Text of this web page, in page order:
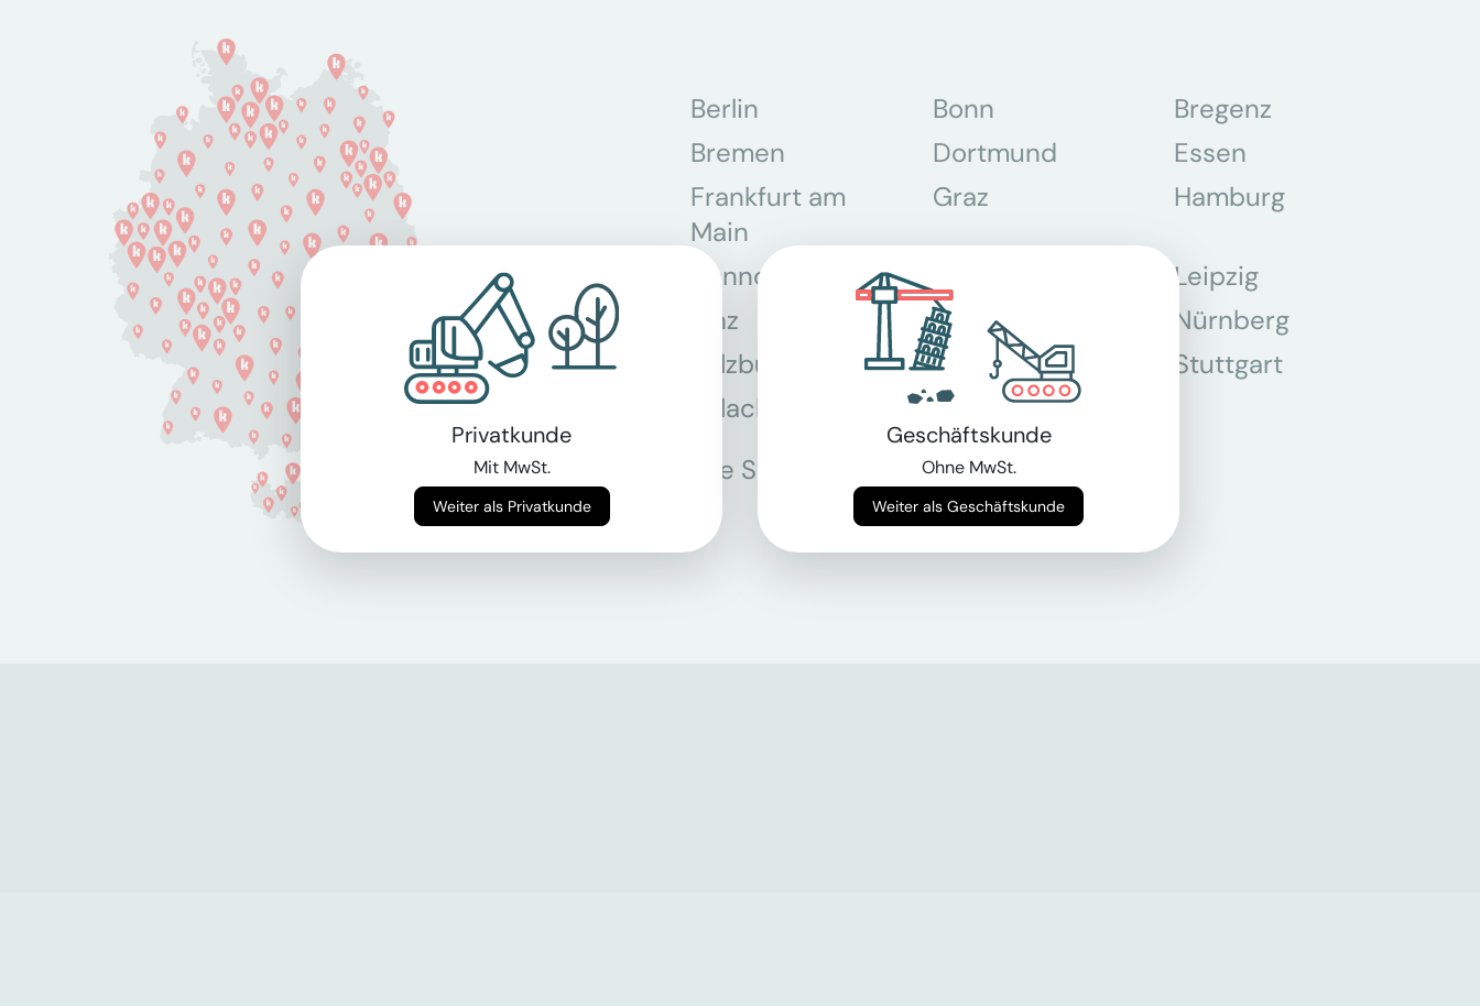
Berlin Bonn
Bregenz
Bremen
Dortmund
Essen
Frankfurt am
Main
Graz Hamburg
Hannover
Leipzig
Linz
München
Nürnberg
Salzburg
Steyr
Stuttgart
Villach
Wien
Alle Standorte
Privatkunde
Mit MwSt.
Weiter als Privatkunde
Geschäftskunde
Ohne MwSt.
Weiter als Geschäftskunde